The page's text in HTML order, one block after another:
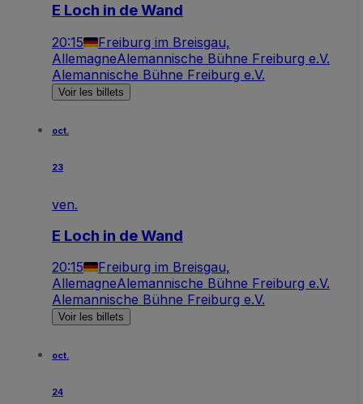
E Loch in de Wand
20:15
Freiburg im Breisgau,
AllemagneAlemannische Bühne Freiburg e.V.
Alemannische Bühne Freiburg e.V.
Voir les billets
oct.
23
ven.
E Loch in de Wand
20:15
Freiburg im Breisgau,
AllemagneAlemannische Bühne Freiburg e.V.
Alemannische Bühne Freiburg e.V.
Voir les billets
oct.
24